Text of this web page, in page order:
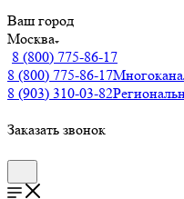
Ваш город
Москва
8 (800) 775-86-17
8 (800) 775-86-17
8 (903) 310-03-82
Заказать звонок